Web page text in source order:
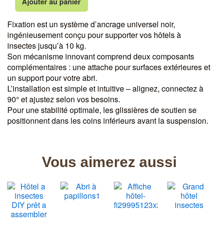
Hôtel
à
insectes
-
Fixation
Fixation est un système d’ancrage universel noir,
ingénieusement conçu pour supporter vos hôtels à
insectes jusqu’à 10 kg.
Son mécanisme innovant comprend deux composants
complémentaires : une attache pour surfaces extérieures et
un support pour votre abri.
L’installation est simple et intuitive – alignez, connectez à
90° et ajustez selon vos besoins.
Pour une stabilité optimale, les glissières de soutien se
positionnent dans les coins inférieurs avant la suspension.
Vous aimerez aussi